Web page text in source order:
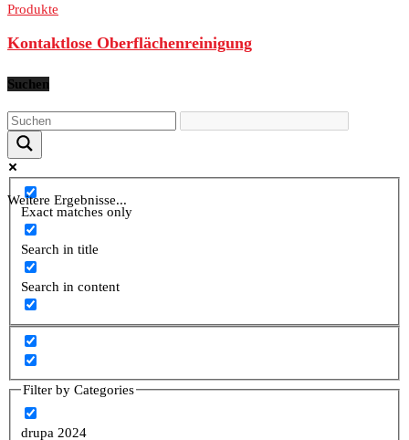
Produkte
Kontaktlose Oberflächenreinigung
Suchen
Weitere Ergebnisse...
Exact matches only
Search in title
Search in content
Filter by Categories
drupa 2024